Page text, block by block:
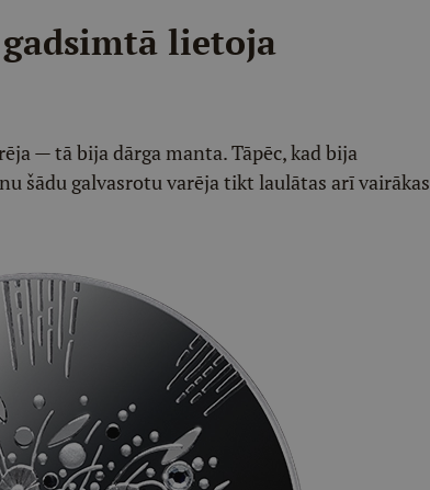
lietoja
— tā bija dārga manta. Tāpēc, kad bija
šādu galvasrotu varēja tikt laulātas arī vairākas